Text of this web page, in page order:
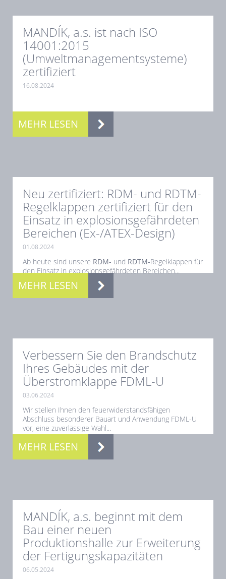
MANDÍK, a.s. ist nach ISO
14001:2015
(Umweltmanagementsysteme)
zertifiziert
16.08.2024
MEHR LESEN
Neu zertifiziert: RDM- und RDTM-
Regelklappen zertifiziert für den
Einsatz in explosionsgefährdeten
Bereichen (Ex-/ATEX-Design)
01.08.2024
Ab heute sind unsere RDM- und RDTM-Regelklappen für
den Einsatz in explosionsgefährdeten Bereichen...
MEHR LESEN
Verbessern Sie den Brandschutz
Ihres Gebäudes mit der
Überstromklappe FDML-U
03.06.2024
Wir stellen Ihnen den feuerwiderstandsfähigen
Abschluss besonderer Bauart und Anwendung FDML-U
vor, eine zuverlässige Wahl...
MEHR LESEN
MANDÍK, a.s. beginnt mit dem
Bau einer neuen
Produktionshalle zur Erweiterung
der Fertigungskapazitäten
06.05.2024